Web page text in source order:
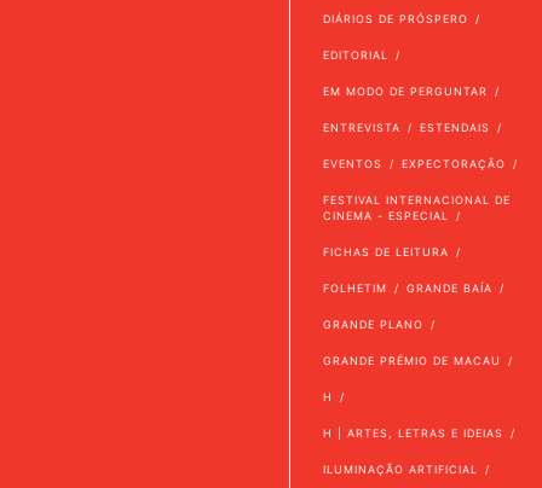
DIÁRIOS DE PRÓSPERO
EDITORIAL
EM MODO DE PERGUNTAR
ENTREVISTA ESTENDAIS
EVENTOS EXPECTORAÇÃO
FESTIVAL INTERNACIONAL DE
CINEMA - ESPECIAL
FICHAS DE LEITURA
FOLHETIM GRANDE BAÍA
GRANDE PLANO
GRANDE PRÉMIO DE MACAU
H
H | ARTES, LETRAS E IDEIAS
ILUMINAÇÃO ARTIFICIAL